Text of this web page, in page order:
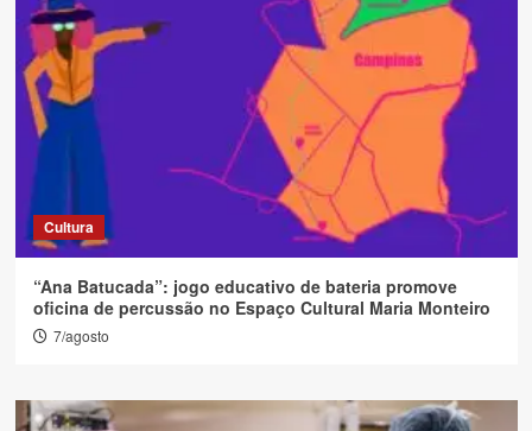
Cultura
“Ana Batucada”: jogo educativo de bateria promove
oficina de percussão no Espaço Cultural Maria Monteiro
7/agosto